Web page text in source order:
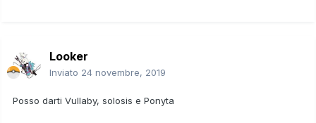
Looker
Inviato 24 novembre, 2019
Posso darti Vullaby, solosis e Ponyta